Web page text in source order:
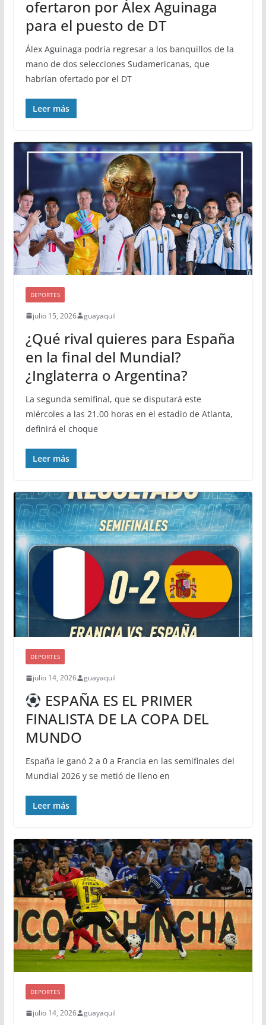
ofertaron por Álex Aguinaga
para el puesto de DT
Álex Aguinaga podría regresar a los banquillos de la
mano de dos selecciones Sudamericanas, que
habrían ofertado por el DT
Leer más
DEPORTES
julio 15, 2026 guayaquil
¿Qué rival quieres para España
en la final del Mundial?
¿Inglaterra o Argentina?
La segunda semifinal, que se disputará este
miércoles a las 21.00 horas en el estadio de Atlanta,
definirá el choque
Leer más
DEPORTES
julio 14, 2026 guayaquil
ESPAÑA ES EL PRIMER
FINALISTA DE LA COPA DEL
MUNDO
España le ganó 2 a 0 a Francia en las semifinales del
Mundial 2026 y se metió de lleno en
Leer más
DEPORTES
julio 14, 2026 guayaquil